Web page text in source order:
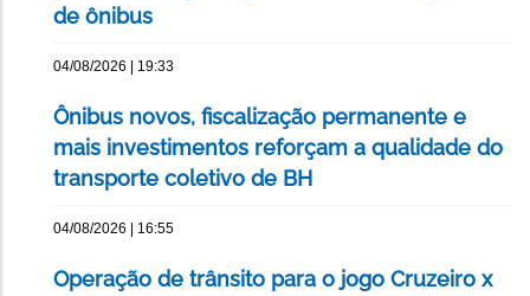
de ônibus
04/08/2026 | 19:33
Ônibus novos, fiscalização permanente e
mais investimentos reforçam a qualidade do
transporte coletivo de BH
04/08/2026 | 16:55
Operação de trânsito para o jogo Cruzeiro x